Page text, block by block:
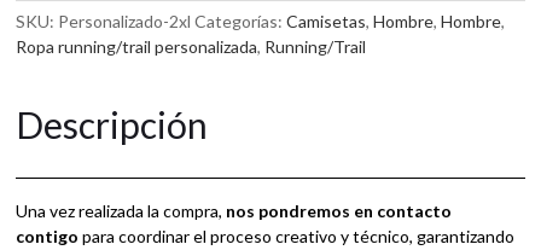
corta
personalizada
r
n
e
SKU: Personalizado-2xl Categorías:Camisetas,Hombre,Hombre,
Ropa running/trail personalizada, Running/Trail
Descripción
Una vez realizada la compra, nos pondremos en contacto
contigo para coordinar el proceso creativo y técnico, garantizando